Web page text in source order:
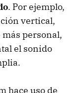
. Por ejemplo,
vertical,
personal,
el sonido
hace uso de